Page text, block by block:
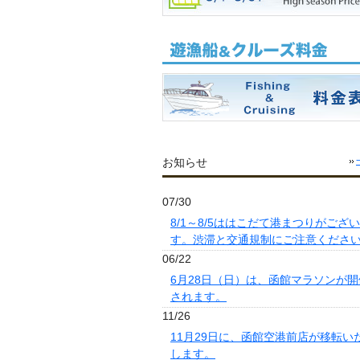
お知らせ
07/30
8/1～8/5ははこだて港まつりがござい
す。渋滞と交通規制にご注意ください
06/22
6月28日（日）は、函館マラソンが
されます。
11/26
11月29日に、函館空港前店が移転い
します。